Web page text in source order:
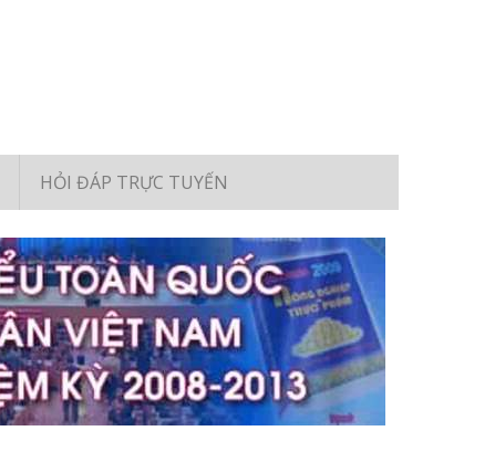
HỎI ĐÁP TRỰC TUYẾN